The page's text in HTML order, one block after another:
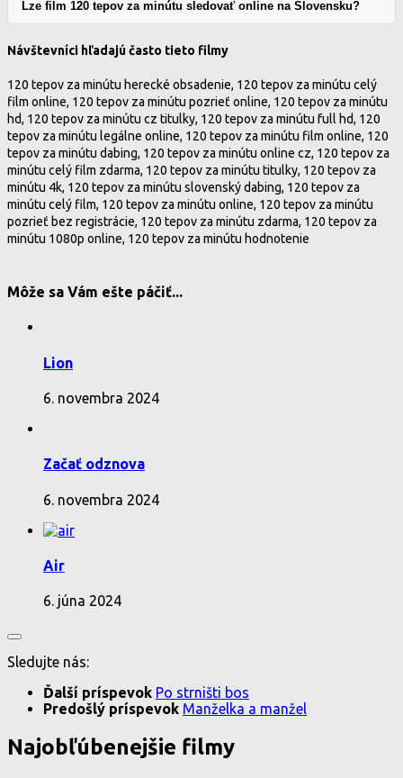
Lze film 120 tepov za minútu sledovať online na Slovensku?
Návštevníci hľadajú často tieto filmy
120 tepov za minútu herecké obsadenie, 120 tepov za minútu celý
film online, 120 tepov za minútu pozrieť online, 120 tepov za minútu
hd, 120 tepov za minútu cz titulky, 120 tepov za minútu full hd, 120
tepov za minútu legálne online, 120 tepov za minútu film online, 120
tepov za minútu dabing, 120 tepov za minútu online cz, 120 tepov za
minútu celý film zdarma, 120 tepov za minútu titulky, 120 tepov za
minútu 4k, 120 tepov za minútu slovenský dabing, 120 tepov za
minútu celý film, 120 tepov za minútu online, 120 tepov za minútu
pozrieť bez registrácie, 120 tepov za minútu zdarma, 120 tepov za
minútu 1080p online, 120 tepov za minútu hodnotenie
Môže sa Vám ešte páčiť...
Lion
6. novembra 2024
Začať odznova
6. novembra 2024
Air
6. júna 2024
Sledujte nás:
Ďalší príspevok Po strništi bos
Predošlý príspevok Manželka a manžel
Najobľúbenejšie filmy